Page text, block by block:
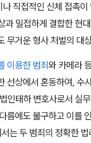
직접적인 신체 접촉
과 밀접하게 결합한 현
무거운 형사 처벌의 대
이용한 범죄와 카메라
선상에서 혼동하여, 수
인태하 변호사로서 실
름에도 불구하고 이를
는 두 범죄의 정확한